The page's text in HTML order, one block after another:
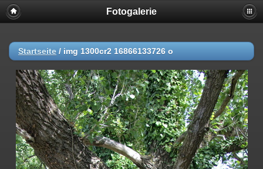
Fotogalerie
Startseite / img 1300cr2 16866133726 o